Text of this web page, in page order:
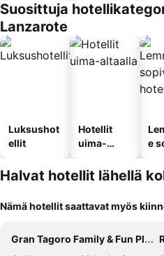
Suosittuja
Lanzarote
Luksushot
ellit
Hotellit
uima-
e
Halvat hotellit lähellä
Nämä hotellit saattavat myös
Gran Tagoro Family & Fun Playa Blanca